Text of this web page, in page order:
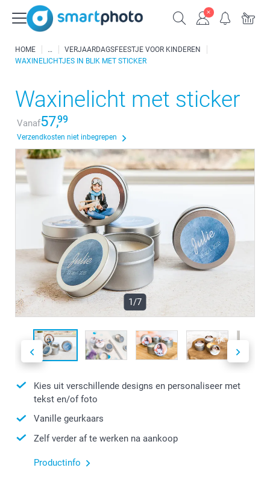
HOME
VERJAARDAGSFEESTJE VOOR KINDEREN
WAXINELICHTJES IN BLIK MET STICKER
Waxinelicht met sticker
Vanaf57,99
Verzendkosten niet inbegrepen
1/7
Kies uit verschillende designs en personaliseer met
tekst en/of foto
Vanille geurkaars
Zelf verder af te werken na aankoop
Productinfo